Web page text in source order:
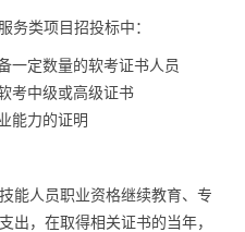
务类项目招投标中：
一定数量的软考证书人员
考中级或高级证书
能力的证明
能人员职业资格继续教育、专
出，在取得相关证书的当年，